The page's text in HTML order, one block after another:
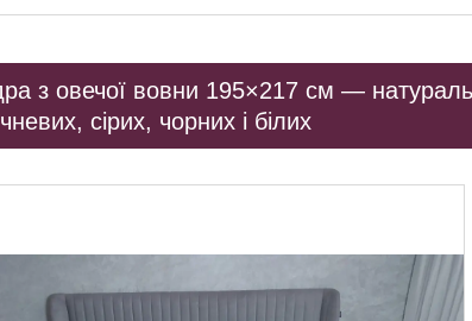
з овечої вовни 195×217 см —
сірих, чорних і білих